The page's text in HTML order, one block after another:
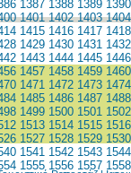
1387 1388 1389 1390
1401 1402 1403 1404
1415 1416 1417 1418
1429 1430 1431 1432
1443 1444 1445 1446
1457 1458 1459 1460
1471 1472 1473 1474
1485 1486 1487 1488
1499 1500 1501 1502
1513 1514 1515 1516
1527 1528 1529 1530
1541 1542 1543 1544
1555 1556 1557 1558